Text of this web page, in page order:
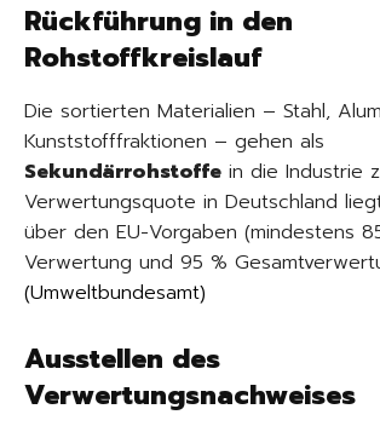
Rückführung in den
Rohstoffkreislauf
Die sortierten Materialien – Stahl,
Kunststofffraktionen – gehen als
Sekundärrohstoffe in die Industrie
Verwertungsquote in Deutschland
über den EU-Vorgaben (mindestens
Verwertung und 95 %
(Umweltbundesamt)
Ausstellen des
Verwertungsnachweises